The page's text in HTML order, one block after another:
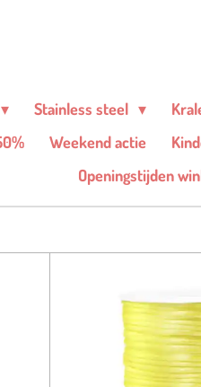
Stainless steel
Weekend actie
Openingstijden